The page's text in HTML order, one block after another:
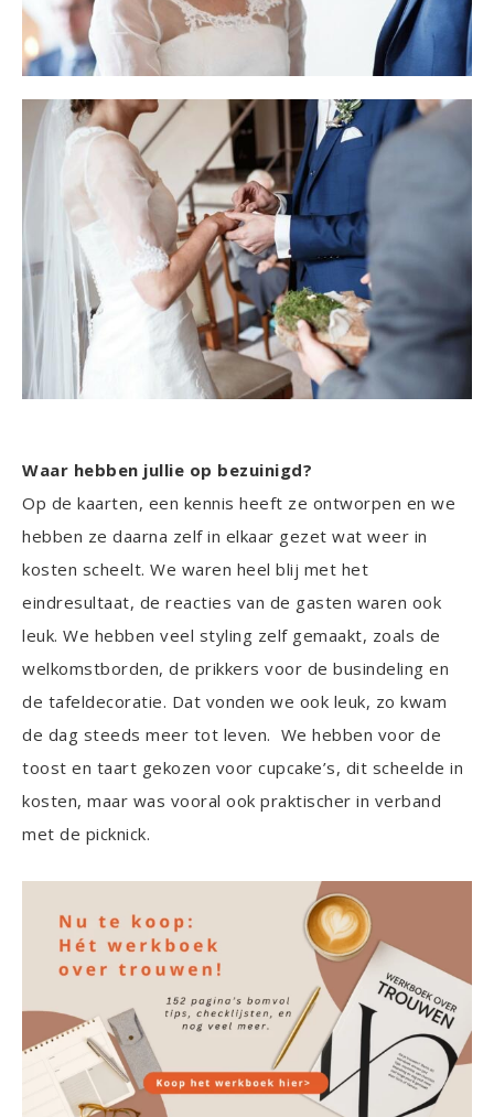
Waar hebben jullie op bezuinigd?
Op de kaarten, een kennis heeft ze ontworpen en we
hebben ze daarna zelf in elkaar gezet wat weer in
kosten scheelt. We waren heel blij met het
eindresultaat, de reacties van de gasten waren ook
leuk. We hebben veel styling zelf gemaakt, zoals de
welkomstborden, de prikkers voor de busindeling en
de tafeldecoratie. Dat vonden we ook leuk, zo kwam
de dag steeds meer tot leven. We hebben voor de
toost en taart gekozen voor cupcake’s, dit scheelde in
kosten, maar was vooral ook praktischer in verband
met de picknick.